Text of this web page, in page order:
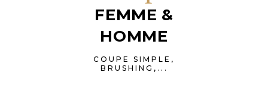
FEMME &
HOMME
COUPE SIMPLE,
BRUSHING,...